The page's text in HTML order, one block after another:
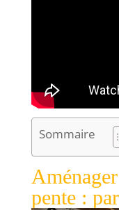
Sommaire
pente :